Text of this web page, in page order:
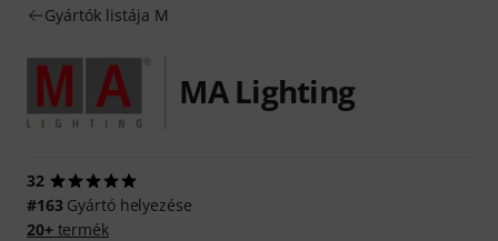
Gyártók listája M
MA Lighting
32
#163Gyártó helyezése
20+termék